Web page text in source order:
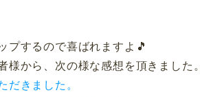
プするので喜ばれますよ🎵
から、次の様な感想を頂きました。
だきました。